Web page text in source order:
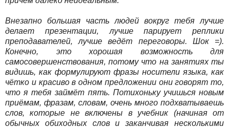
Внезапно большая часть людей вокруг тебя лучше
делает презентации, лучше парирует реплики
преподавателей, лучше ведёт переговоры. Шок =).
Конечно, это хорошая возможность для
самосовершенствования, потому что на занятиях ты
видишь, как формулируют фразы носители языка, как
чётко и красиво в одном предложении они говорят то,
что я тебя займёт пять. Потихоньку учишься новым
приёмам, фразам, словам, очень много подхватываешь
слов, которые не включены в учебник (начиная от
обычных обиходных слов и заканчивая несколькими